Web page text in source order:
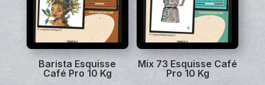
Barista Esquisse
Café Pro 10 Kg
Mix 73 Esquisse Café
Pro 10 Kg